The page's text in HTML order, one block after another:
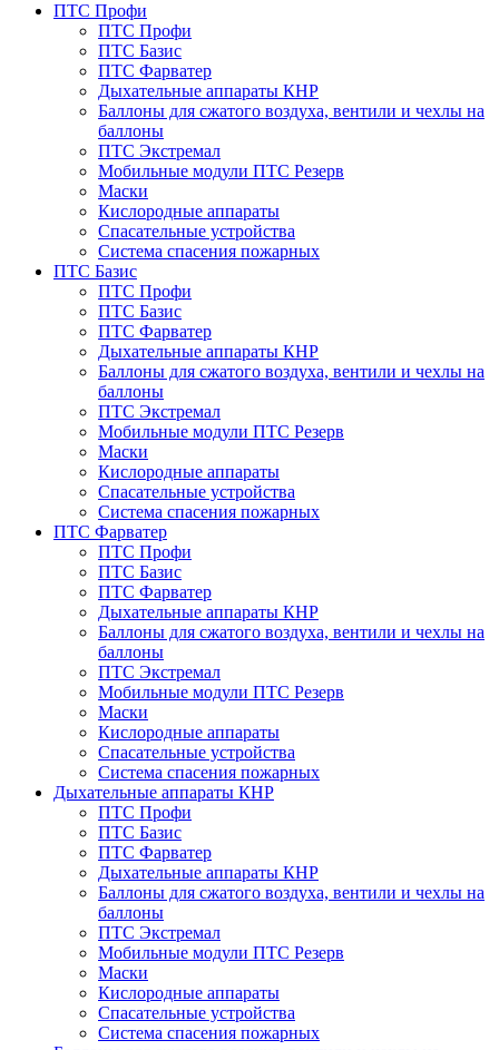
ПТС Профи
ПТС Профи
ПТС Базис
ПТС Фарватер
Дыхательные аппараты КНР
Баллоны для сжатого воздуха, вентили и чехлы на
баллоны
ПТС Экстремал
Мобильные модули ПТС Резерв
Маски
Кислородные аппараты
Спасательные устройства
Система спасения пожарных
ПТС Базис
ПТС Профи
ПТС Базис
ПТС Фарватер
Дыхательные аппараты КНР
Баллоны для сжатого воздуха, вентили и чехлы на
баллоны
ПТС Экстремал
Мобильные модули ПТС Резерв
Маски
Кислородные аппараты
Спасательные устройства
Система спасения пожарных
ПТС Фарватер
ПТС Профи
ПТС Базис
ПТС Фарватер
Дыхательные аппараты КНР
Баллоны для сжатого воздуха, вентили и чехлы на
баллоны
ПТС Экстремал
Мобильные модули ПТС Резерв
Маски
Кислородные аппараты
Спасательные устройства
Система спасения пожарных
Дыхательные аппараты КНР
ПТС Профи
ПТС Базис
ПТС Фарватер
Дыхательные аппараты КНР
Баллоны для сжатого воздуха, вентили и чехлы на
баллоны
ПТС Экстремал
Мобильные модули ПТС Резерв
Маски
Кислородные аппараты
Спасательные устройства
Система спасения пожарных